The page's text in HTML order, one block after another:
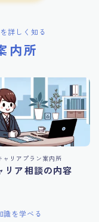
詳しく知る
内所
ャリアプラン案内所
リア相談の内容
識を学べる